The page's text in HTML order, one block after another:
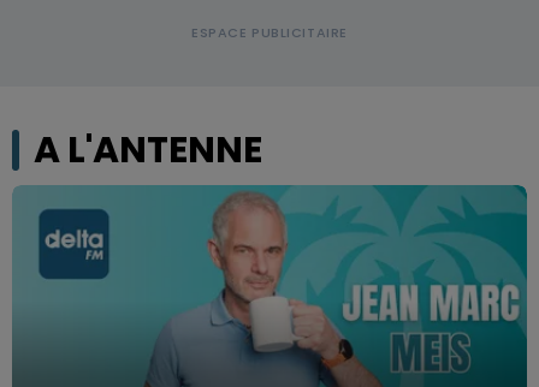
A L'ANTENNE